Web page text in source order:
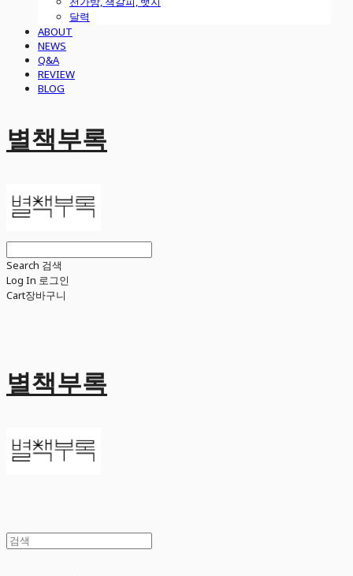
달력
ABOUT
NEWS
Q&A
REVIEW
BLOG
별책부록
Search 검색
Log In 로그인
Cart장바구니
별책부록